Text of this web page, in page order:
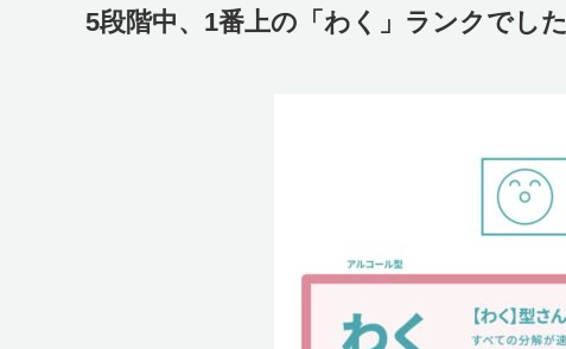
5段階中、1番上の「わく」ランクでした